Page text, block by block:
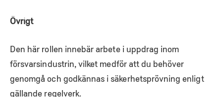
Övrigt
Den här rollen innebär arbete i uppdrag inom
försvarsindustrin, vilket medför att du behöver
genomgå och godkännas i säkerhetsprövning enligt
gällande regelverk.